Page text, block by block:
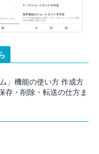
」機能の使い方 作成方
存・削除・転送の仕方ま